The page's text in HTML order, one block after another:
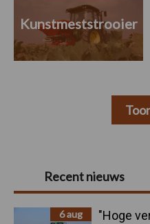
Primaire
Sidebar
Recent nieuws
6 aug
"Hoge
Kunstmeststrooier